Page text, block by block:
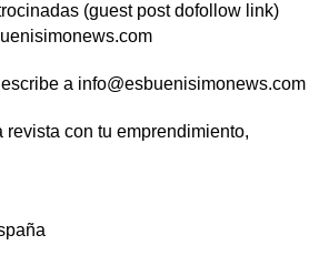
(guest post dofollow link)
a info@esbuenisimonews.com
revista con tu emprendimiento,